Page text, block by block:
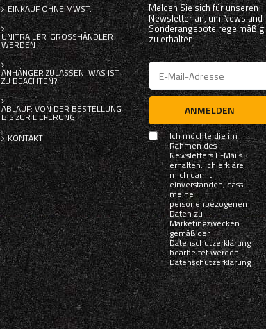
EINKAUF OHNE MWST.
UNITRAILER-GROSSHÄNDLER W
ERDEN
ANHÄNGER ZULASSEN: WAS IST
ZU BEACHTEN?
ABLAUF: VON DER BESTELLUNG
BIS ZUR LIEFERUNG
KONTAKT
Melden Sie sich für unseren
Newsletter an, um News und
Sonderangebote regelmäßig
zu erhalten.
ANMELDEN
Ich möchte die im
Rahmen des
Newsletters E-Mails
erhalten. Ich erkläre
mich damit
einverstanden, dass
meine
personenbezogenen
Daten zu
Marketingzwecken
gemäß der
Datenschutzerklärung
bearbeitet werden.
Datenschutzerklärung